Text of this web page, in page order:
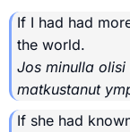
If I had had
the world.
Jos minulla
matkustanut
If she had